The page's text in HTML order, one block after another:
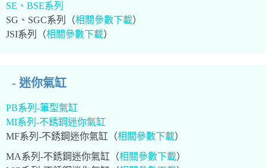
SE、BSE系列
SG、SGC系列（相關參數下載）
JSI系列（相關參數下載）
- 迷你氣缸
PB系列-筆型氣缸
MI系列-不銹鋼迷你氣缸
MF系列-不銹鋼迷你氣缸（相關參數下載）
MA系列-不銹鋼迷你氣缸（相關參數下載）